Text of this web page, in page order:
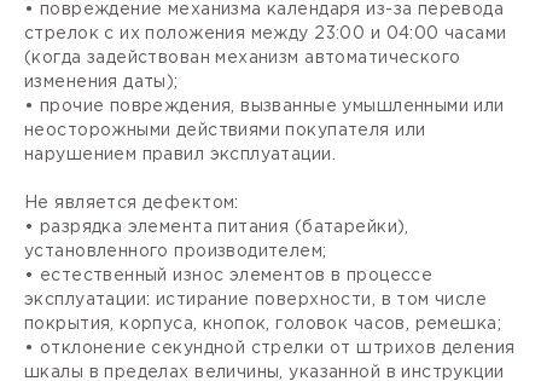
• повреждение механизма календаря из-за перевода
стрелок с их положения между 23:00 и 04:00 часами
(когда задействован механизм автоматического
изменения даты);
• прочие повреждения, вызванные умышленными или
неосторожными действиями покупателя или
нарушением правил эксплуатации.
Не является дефектом:
• разрядка элемента питания (батарейки),
установленного производителем;
• естественный износ элементов в процессе
эксплуатации: истирание поверхности, в том числе
покрытия, корпуса, кнопок, головок часов, ремешка;
• отклонение секундной стрелки от штрихов деления
шкалы в пределах величины, указанной в инструкции